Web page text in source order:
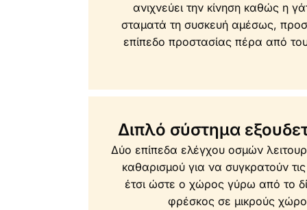
ανιχνεύει την κίνηση καθώς η
σταματά τη συσκευή αμέσως,
επίπεδο προστασίας πέρα από
Διπλό σύστημα
Δύο επίπεδα ελέγχου οσμών
καθαρισμού για να συγκρατούν
έτσι ώστε ο χώρος γύρω από το
φρέσκος σε μικρούς